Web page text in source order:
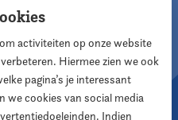
activiteiten op onze website
Hiermee zien we ook
pagina’s je interessant
we cookies van social media
Indien